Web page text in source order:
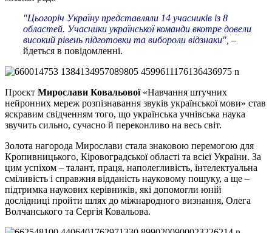
"Цьогоріч Україну представляли 14 учасників із 8
областей. Учасники української команди вкотре довели
високий рівень підготовки та вибороли відзнаки", –
йдеться в повідомленні.
Проєкт Мирослави Ковальової«Навчання штучних
нейронних мереж розпізнавання звуків української мови» став
яскравим свідченням того, що українська учнівська наука
звучить сильно, сучасно й переконливо на весь світ.
Золота нагорода Мирослави стала знаковою перемогою для
Кропивницького, Кіровоградської області та всієї України. За
цим успіхом – талант, праця, наполегливість, інтелектуальна
сміливість і справжня відданість науковому пошуку, а ще –
підтримка наукових керівників, які допомогли юній
дослідниці пройти шлях до міжнародного визнання, Олега
Волчанського та Сергія Ковальова.